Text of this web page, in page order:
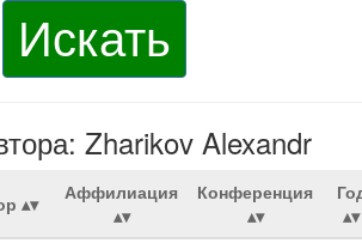
Искать
Zharikov Alexandr
Аффилиация Конференция